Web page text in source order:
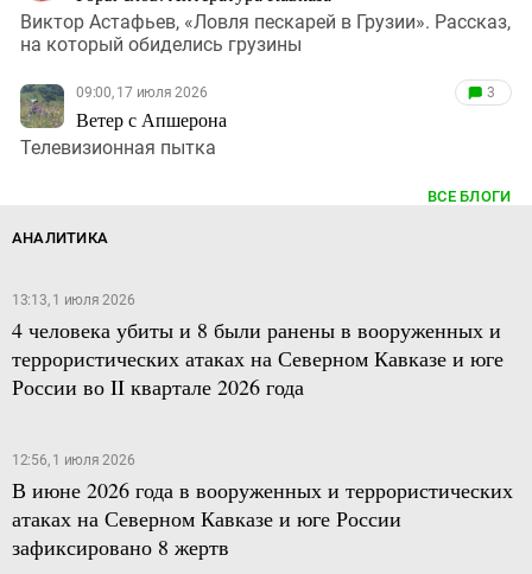
Виктор Астафьев, «Ловля пескарей в Грузии». Рассказ,
на который обиделись грузины
09:00, 17 июля 2026
Ветер с Апшерона
3
Телевизионная пытка
ВСЕ БЛОГИ
АНАЛИТИКА
13:13, 1 июля 2026
4 человека убиты и 8 были ранены в вооруженных и
террористических атаках на Северном Кавказе и юге
России во II квартале 2026 года
12:56, 1 июля 2026
В июне 2026 года в вооруженных и террористических
атаках на Северном Кавказе и юге России
зафиксировано 8 жертв